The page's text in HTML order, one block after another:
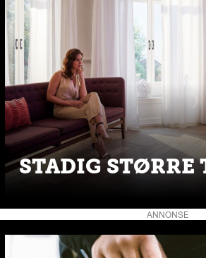
STADIG STØRRE
ANNONSE